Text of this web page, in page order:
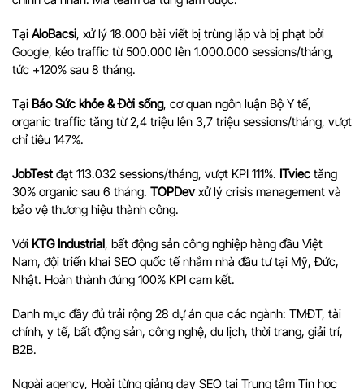
Tại AloBacsi, xử lý 18.000 bài viết bị trùng lặp và bị phạt bởi
Google, kéo traffic từ 500.000 lên 1.000.000 sessions/tháng,
tức +120% sau 8 tháng.
Tại Báo Sức khỏe & Đời sống, cơ quan ngôn luận Bộ Y tế,
organic traffic tăng từ 2,4 triệu lên 3,7 triệu sessions/tháng, vượt
chỉ tiêu 147%.
JobTest đạt 113.032 sessions/tháng, vượt KPI 111%. ITviec tăng
30% organic sau 6 tháng. TOPDev xử lý crisis management và
bảo vệ thương hiệu thành công.
Với KTG Industrial, bất động sản công nghiệp hàng đầu Việt
Nam, đội triển khai SEO quốc tế nhắm nhà đầu tư tại Mỹ, Đức,
Nhật. Hoàn thành đúng 100% KPI cam kết.
Danh mục đầy đủ trải rộng 28 dự án qua các ngành: TMĐT, tài
chính, y tế, bất động sản, công nghệ, du lịch, thời trang, giải trí,
B2B.
Ngoài agency, Hoài từng giảng dạy SEO tại Trung tâm Tin học